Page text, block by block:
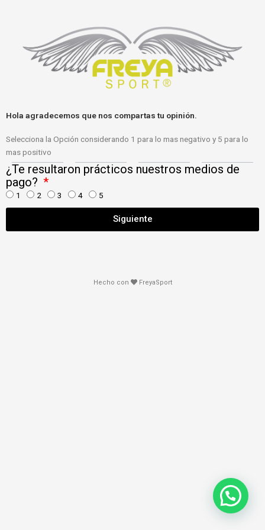
Hola agradecemos que nos compartas tu opinión.
Selecciona la Opción considerando 1 para lo mas negativo y 5 para lo
mas positivo
¿Te resultaron prácticos nuestros medios de
pago?
1 2 3 4 5
Siguiente
Hecho con FreyaSport